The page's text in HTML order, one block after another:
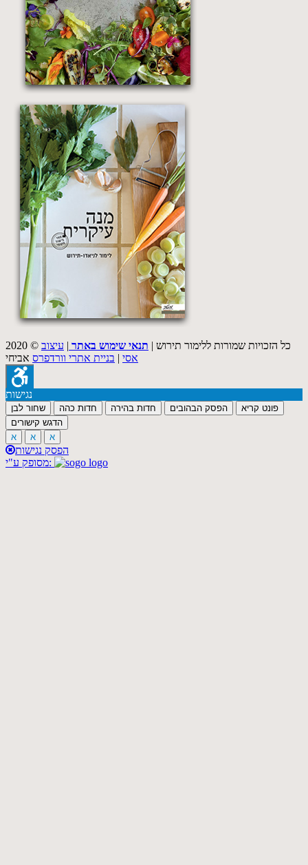
2020 © כל הזכויות שמורות ללימור תירוש | תנאי שימוש באתר | עיצוב
אסי | בניית אתרי וורדפרס אביחי
נגישות
שחור לבן חדות כהה חדות בהירה הפסק הבהובים
פונט קריא
הדגש קישורים
א
א א
הפסק נגישות
מסופק ע"י: